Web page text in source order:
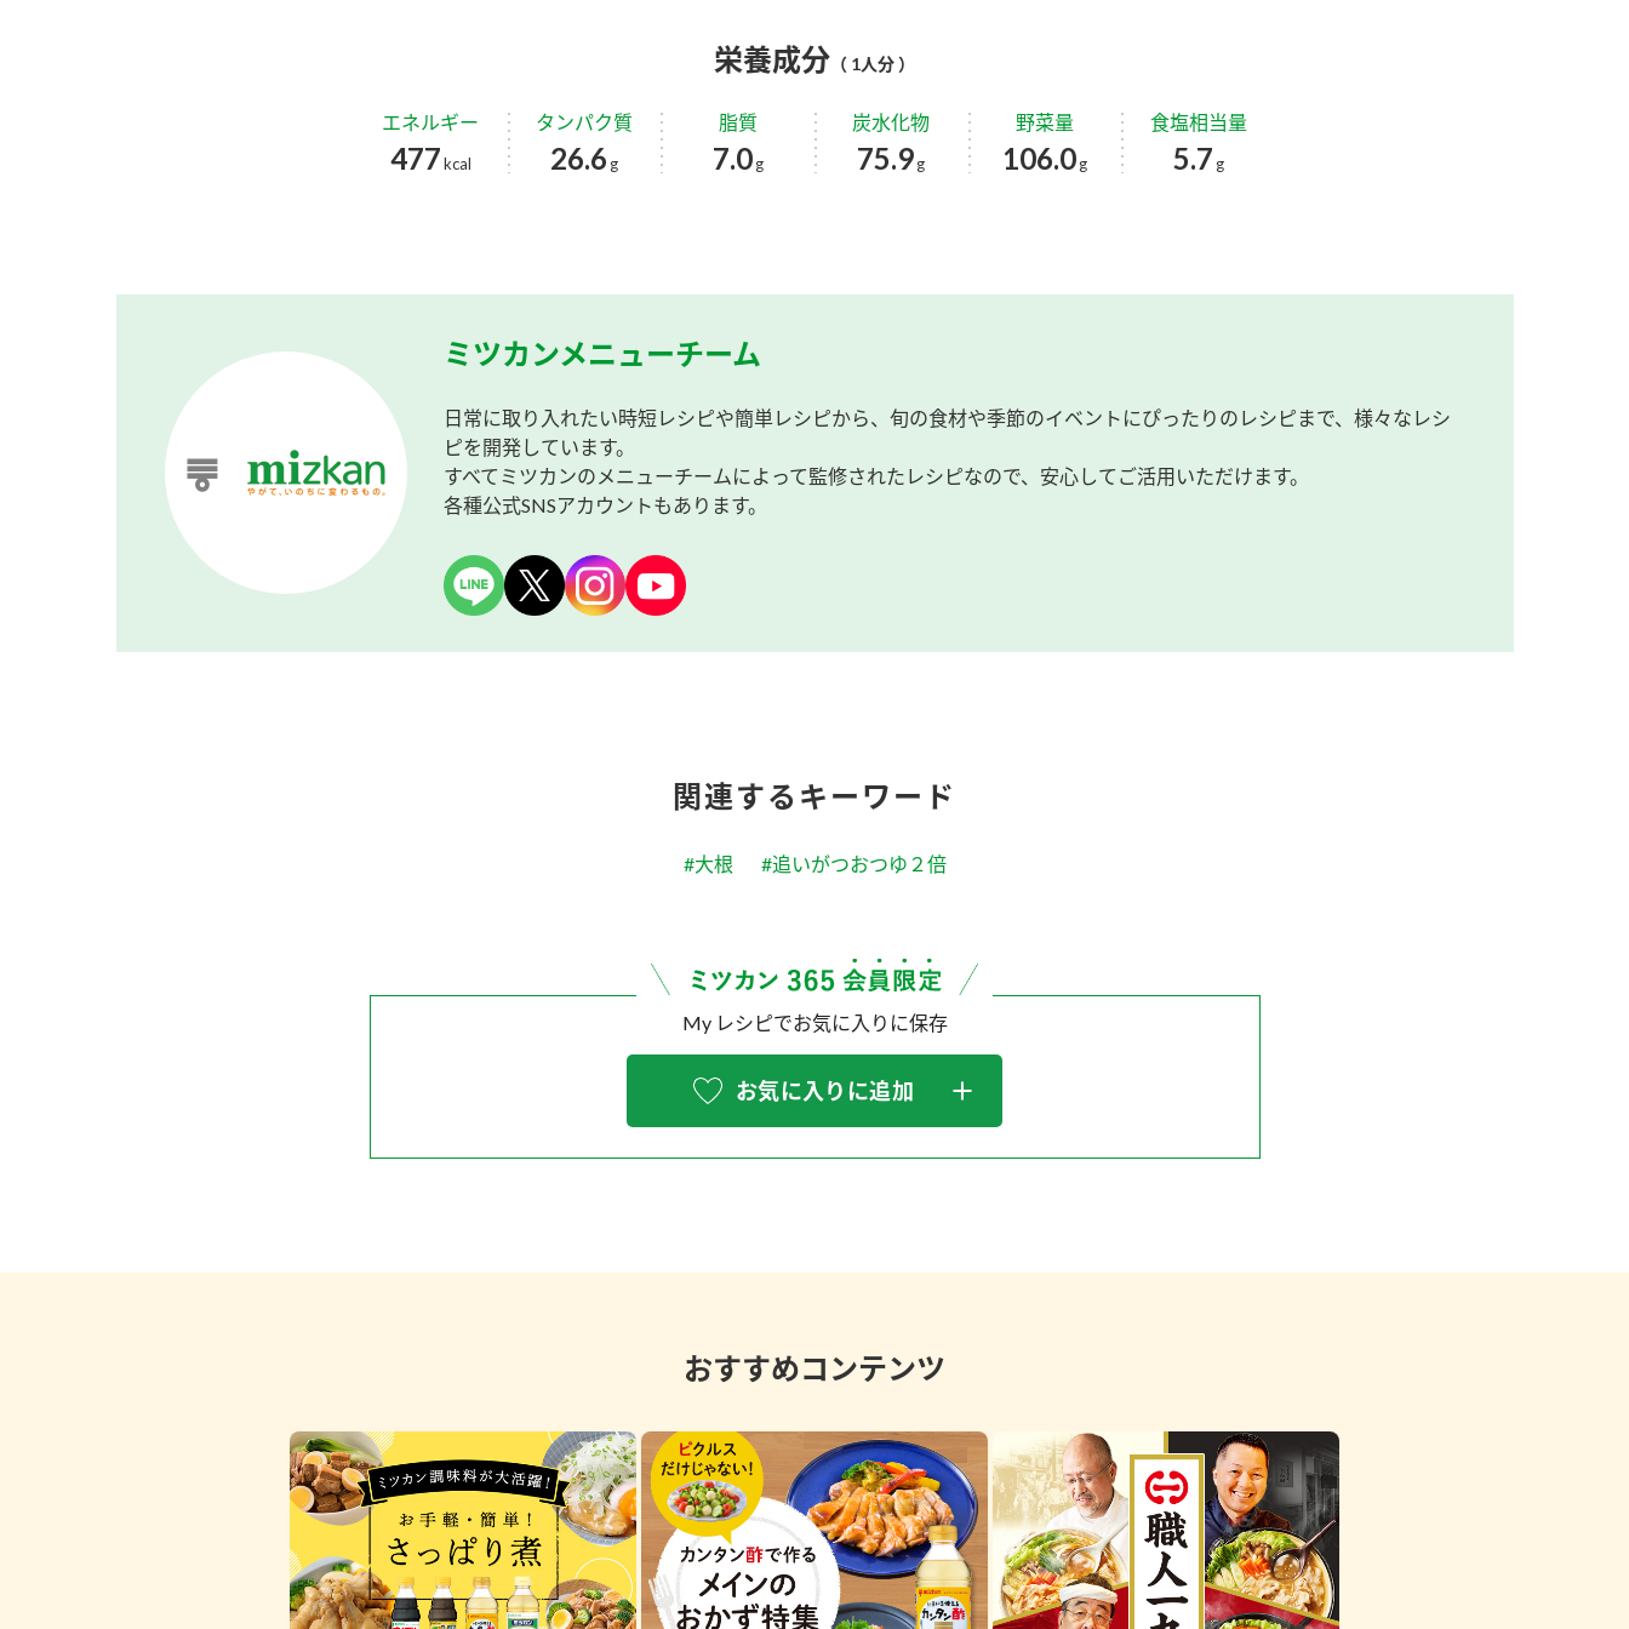
栄養成分 （ 1人分 ）
エネルギー
477kcal
タンパク質
26.6 g
脂質
7.0 g
炭水化物
75.9g
野菜量
106.0g
食塩相当量
5.7 g
ミツカンメニューチーム
日常に取り入れたい時短レシピや簡単レシピから、旬の食材や季節のイベントにぴったりのレシピまで、様々なレシ
ピを開発しています。
すべてミツカンのメニューチームによって監修されたレシピなので、安心してご活用いただけます。
各種公式SNSアカウントもあります。
関連するキーワード
#大根 #追いがつおつゆ２倍
My レシピでお気に入りに保存
お気に入りに追加
おすすめコンテンツ